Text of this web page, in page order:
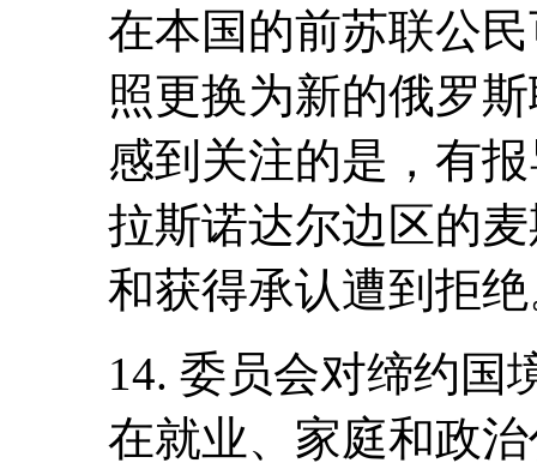
在本国的前苏联公
照更换为新的俄罗
感到关注的是，有
拉斯诺达尔边区的
和获得承认遭到拒
14. 委员会对缔约国
在就业、家庭和政